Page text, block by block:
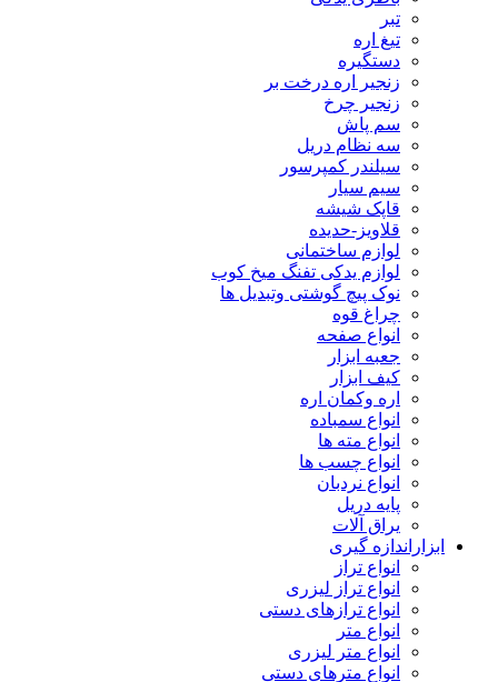
تبر
تیغ اره
دستگیره
زنجیر اره درخت بر
زنجیر چرخ
سم پاش
سه نظام دریل
سیلندر کمپرسور
سیم سیار
قاپک شیشه
قلاویز-حدیده
لوازم ساختمانی
لوازم یدکی تفنگ میخ کوب
نوک پیچ گوشتی وتبدیل ها
چراغ قوه
انواع صفحه
جعبه ابزار
کیف ابزار
اره وکمان اره
انواع سمباده
انواع مته ها
انواع چسب ها
انواع نردبان
پایه دریل
یراق آلات
ابزاراندازه گیری
انواع تراز
انواع تراز لیزری
انواع ترازهای دستی
انواع متر
انواع متر لیزری
انواع مترهای دستی